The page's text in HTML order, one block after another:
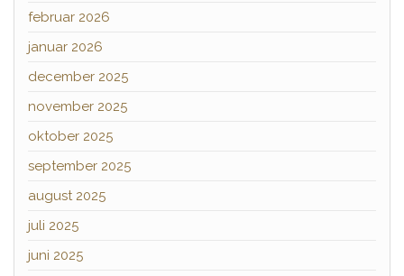
februar 2026
januar 2026
december 2025
november 2025
oktober 2025
september 2025
august 2025
juli 2025
juni 2025